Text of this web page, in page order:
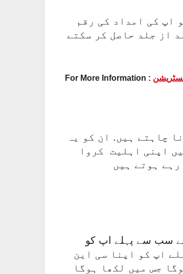
اپ کی امداد کی رقم
از جلد حاصل کر سکتے
For More Information :
چاہتے ہیں. ان کو یہ
اپنی اہلیت کروا
ہوتے ہیں
سب سے پہلے اپ کو
ہوتا ہے ۔ سب سے پہلے اپ کو اپنا سی این
جس میں لکھا ہوگا